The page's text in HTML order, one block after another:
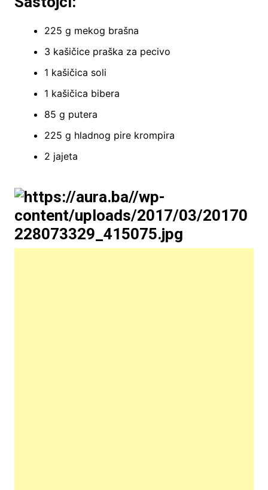
225 g mekog brašna
3 kašičice praška za pecivo
1 kašičica soli
1 kašičica bibera
85 g putera
225 g hladnog pire krompira
2 jajeta